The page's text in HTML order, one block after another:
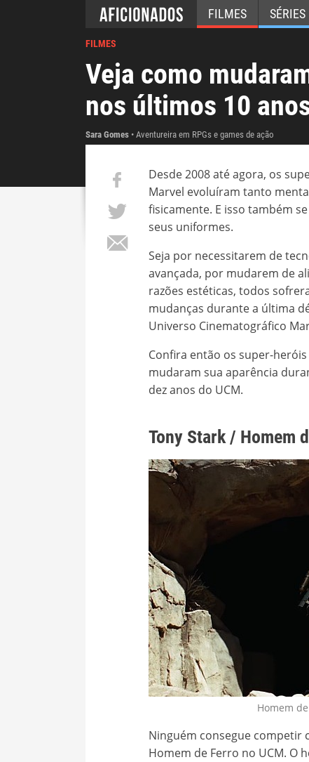
FILMES SÉRIES
FILMES
Veja como
nos últimos 10
Sara Gomes Aventureira em RPGs e games de ação
Desde 2008 até agora, os
Marvel evoluíram tanto
fisicamente. E isso também
seus uniformes.
Seja por necessitarem de
avançada, por mudarem de
razões estéticas, todos
mudanças durante a última
Universo Cinematográfico
Confira então os super-
mudaram sua aparência
dez anos do UCM.
Tony Stark / Homem
Homem
Ninguém consegue competir
Homem de Ferro no UCM. O